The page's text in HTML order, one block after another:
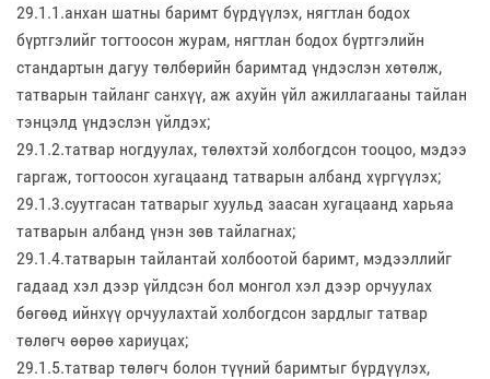
29.1.1.анхан шатны баримт бүрдүүлэх, нягтлан бодох
бүртгэлийг тогтоосон журам, нягтлан бодох бүртгэлийн
стандартын дагуу төлбөрийн баримтад үндэслэн хөтөлж,
татварын тайланг санхүү, аж ахуйн үйл ажиллагааны тайлан
тэнцэлд үндэслэн үйлдэх;
29.1.2.татвар ногдуулах, төлөхтэй холбогдсон тооцоо, мэдээ
гаргаж, тогтоосон хугацаанд татварын албанд хүргүүлэх;
29.1.3.суутгасан татварыг хуульд заасан хугацаанд харьяа
татварын албанд үнэн зөв тайлагнах;
29.1.4.татварын тайлантай холбоотой баримт, мэдээллийг
гадаад хэл дээр үйлдсэн бол монгол хэл дээр орчуулах
бөгөөд ийнхүү орчуулахтай холбогдсон зардлыг татвар
төлөгч өөрөө хариуцах;
29.1.5.татвар төлөгч болон түүний баримтыг бүрдүүлэх,